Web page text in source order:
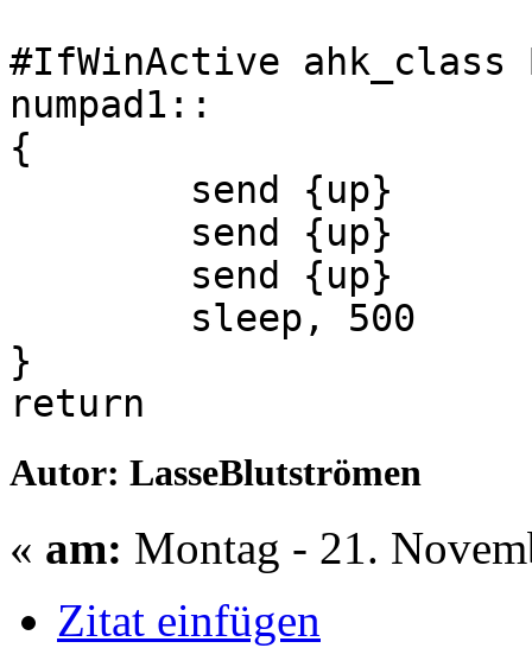
#IfWinActive ahk_class
numpad1::
{
send {up}
send {up}
send {up}
sleep, 500
}
return
Autor: LasseBlutströmen
« am: Montag - 21.
Zitat einfügen